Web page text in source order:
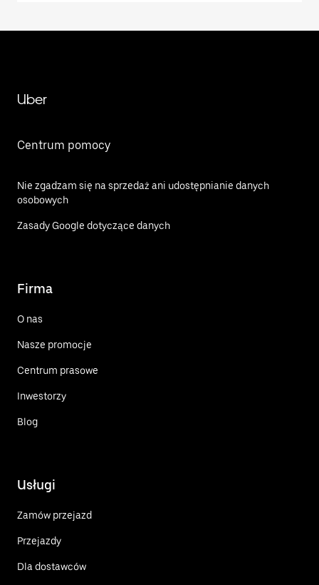
Uber
Centrum pomocy
Nie zgadzam się na sprzedaż ani udostępnianie danych
osobowych
Zasady Google dotyczące danych
Firma
O nas
Nasze promocje
Centrum prasowe
Inwestorzy
Blog
Usługi
Zamów przejazd
Przejazdy
Dla dostawców